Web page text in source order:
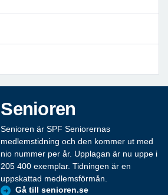
Senioren
Senioren är SPF Seniorernas
medlemstidning och den kommer ut med
nio nummer per år. Upplagan är nu uppe i
205 400 exemplar. Tidningen är en
uppskattad medlemsförmån.
Gå till senioren.se